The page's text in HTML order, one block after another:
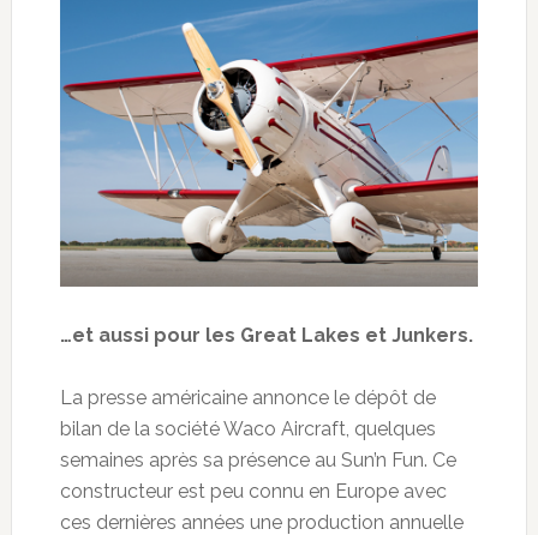
…et aussi pour les Great Lakes et Junkers.
La presse américaine annonce le dépôt de
bilan de la société Waco Aircraft, quelques
semaines après sa présence au Sun’n Fun. Ce
constructeur est peu connu en Europe avec
ces dernières années une production annuelle